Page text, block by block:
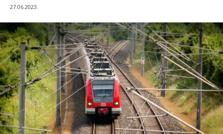
27.06.2023.